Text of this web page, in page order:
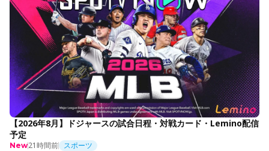
【2026年8月】ドジャースの試合日程・対戦カード・Lemino配信
予定
New21時間前 スポーツ